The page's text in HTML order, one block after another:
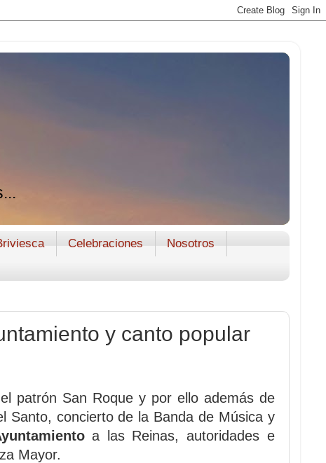
Celebraciones
Nosotros
y canto popular
patrón San Roque y por ello además de
Santo, concierto de la Banda de Música y
a las Reinas, autoridades e
Mayor.